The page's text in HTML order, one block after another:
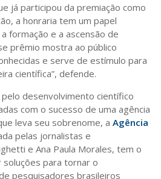
já participou da premiação como
a honraria tem um papel
formação e a ascensão de
prêmio mostra ao público
e serve de estímulo para
científica”, defende.
desenvolvimento científico
com o sucesso de uma agência
leva seu sobrenome, a Agência
pelas jornalistas e
e Ana Paula Morales, tem o
para tornar o
pesquisadores brasileiros